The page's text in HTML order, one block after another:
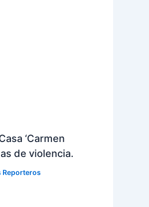
‘Carmen
de violencia.
Reporteros